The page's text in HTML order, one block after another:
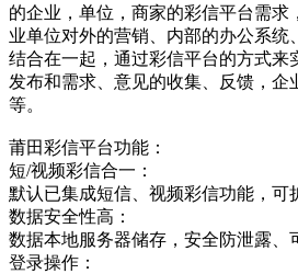
的企业，单位，商家的彩信平台需求
业单位对外的营销、内部的办公系统
结合在一起，通过彩信平台的方式来
发布和需求、意见的收集、反馈，企
等。
莆田彩信平台功能：
短/视频彩信合一：
默认已集成短信、视频彩信功能，可
数据安全性高：
数据本地服务器储存，安全防泄露、
登录操作：